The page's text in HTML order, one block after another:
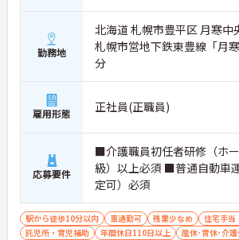
勤務地
北海道 札幌市豊平区 月寒中
札幌市営地下鉄東豊線「月
分
雇用形態 正社員(正職員)
応募要件
■介護職員初任者研修（ホ
級）以上必須 ■普通自動車
定可）必須
駅から徒歩10分以内 車通勤可 残業少なめ
住宅手当
託児所・育児補助
年間休日110日以上
産休･育休･介